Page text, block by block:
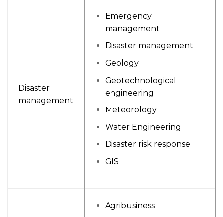
Disaster
management
Emergency
management
Disaster management
Geology
Geotechnological
engineering
Meteorology
Water Engineering
Disaster risk response
GIS
Agribusiness